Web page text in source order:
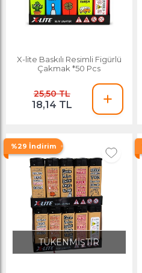
X-lite Baskılı Resimli Figürlü
Çakmak *50 Pcs
25,50 TL
18,14 TL
%29 İndirim
TÜKENMİŞTİR